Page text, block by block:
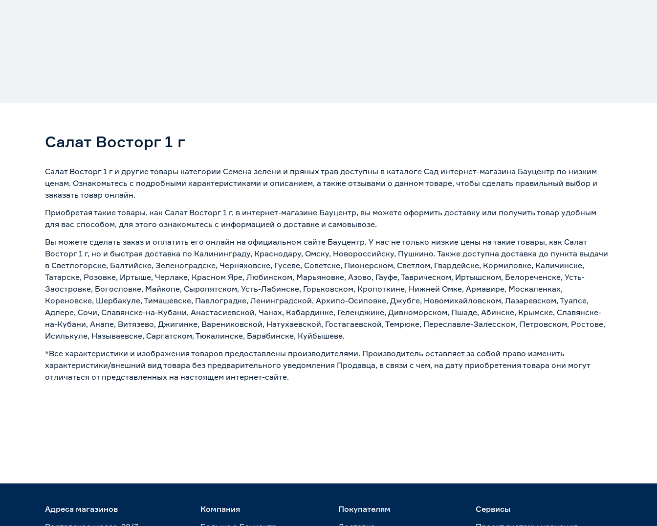
Салат Восторг 1 г
Салат Восторг 1 г и другие товары категории Семена зелени и пряных трав доступны в каталоге Сад интернет-магазина Бауцентр по низким
ценам. Ознакомьтесь с подробными характеристиками и описанием, а также отзывами о данном товаре, чтобы сделать правильный выбор и
заказать товар онлайн.
Приобретая такие товары, как Салат Восторг 1 г, в интернет-магазине Бауцентр, вы можете оформить доставку или получить товар удобным
для вас способом, для этого ознакомьтесь с информацией о доставке и самовывозе.
Вы можете сделать заказ и оплатить его онлайн на официальном сайте Бауцентр. У нас не только низкие цены на такие товары, как Салат
Восторг 1 г, но и быстрая доставка по Калининграду, Краснодару, Омску, Новороссийску, Пушкино. Также доступна доставка до пункта выдачи
в Светлогорске, Балтийске, Зеленоградске, Черняховске, Гусеве, Советске, Пионерском, Светлом, Гвардейске, Кормиловке, Каличинске,
Татарске, Розовке, Иртыше, Черлаке, Красном Яре, Любинском, Марьяновке, Азово, Гауфе, Таврическом, Иртышском, Белореченске, Усть-
Заостровке, Богословке, Майкопе, Сыропятском, Усть-Лабинске, Горьковском, Кропоткине, Нижней Омке, Армавире, Москаленках,
Кореновске, Шербакуле, Тимашевске, Павлоградке, Ленинградской, Архипо-Осиповке, Джубге, Новомихайловском, Лазаревском, Туапсе,
Адлере, Сочи, Славянске-на-Кубани, Анастасиевской, Чанах, Кабардинке, Геленджике, Дивноморском, Пшаде, Абинске, Крымске, Славянске-
на-Кубани, Анапе, Витязево, Джигинке, Варениковской, Натухаевской, Гостагаевской, Темрюке, Переславле-Залесском, Петровском, Ростове,
Исилькуле, Называевске, Саргатском, Тюкалинске, Барабинске, Куйбышеве.
*Все характеристики и изображения товаров предоставлены производителями. Производитель оставляет за собой право изменить
характеристики/внешний вид товара без предварительного уведомления Продавца, в связи с чем, на дату приобретения товара они могут
отличаться от представленных на настоящем интернет-сайте.
Адреса магазинов
Компания
Покупателям
Сервисы